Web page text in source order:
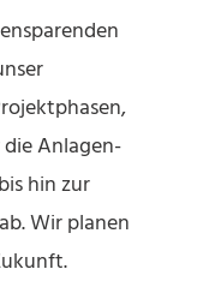
Anlagen-
hin zur
Wir planen